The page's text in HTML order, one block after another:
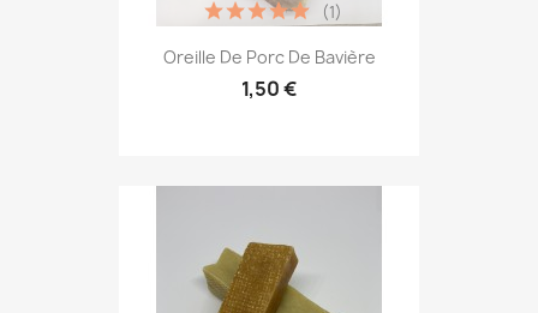
Oreille De Porc De Bavière
1,50 €
(1)